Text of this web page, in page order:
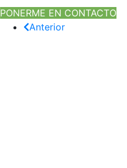
PONERME EN CONTACTO
Anterior